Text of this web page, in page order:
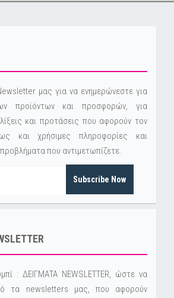
μας για να ενημερώνεστε για
προϊόντων και προσφορών, για
και προτάσεις που αφορούν τον
και χρήσιμες πληροφορίες και
που αντιμετωπίζετε.
Subscribe Now
: ΔΕΙΓΜΑΤΑ NEWSLETTER, ώστε να
τα newsletters μας, που αφορούν